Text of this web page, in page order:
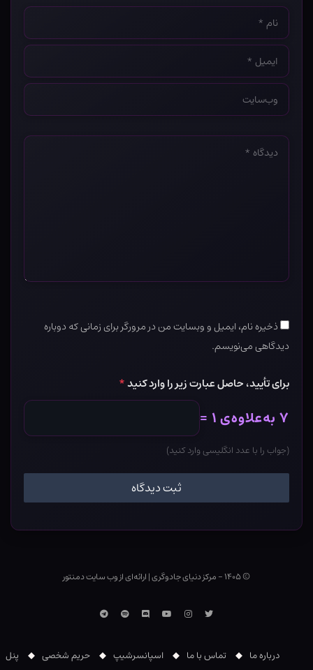
نام
*
ایمیل
*
وب‌سایت
*
دیدگاه
ذخیره نام، ایمیل و وبسایت من در مرورگر برای زمانی که دوباره
دیدگاهی می‌نویسم.
برای تأیید، حاصل عبارت زیر را وارد کنید*
۷ به‌علاوه‌ی ۱ =
(جواب را با عدد انگلیسی وارد کنید)
© ۱۴۰۵ - مرکز دنیای جادوگری |ارائه‌ای از وب ‌سایت دمنتور
توییتراینستاگرام
یوتوبDiscordاسپاتیفایتلگرام
درباره ما تماس با ما اسپانسرشیپ حریم شخصی
پنل